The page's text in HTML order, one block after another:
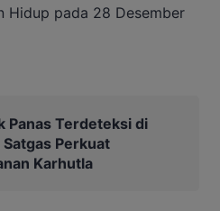
Hidup pada 28 Desember
Panas Terdeteksi di
Satgas Perkuat
Karhutla